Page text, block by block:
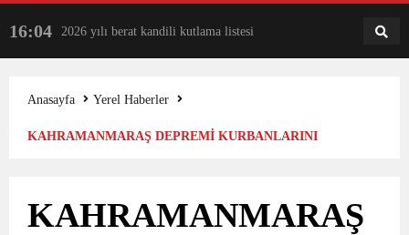
16:04 2026 yılı berat kandili kutlama listesi 18:31
Anasayfa
Yerel Haberler
KAHRAMANMARAŞ DEPREMİ KURBANLARINI
KAHRAMANMARAŞ